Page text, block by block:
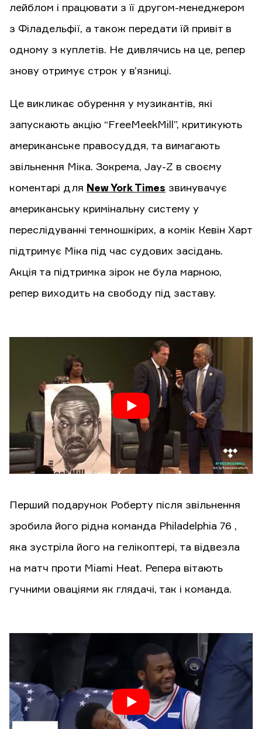
лейблом і працювати з її другом-менеджером
з Філадельфії, а також передати їй привіт в
одному з куплетів. Не дивлячись на це, репер
знову отримує строк у в’язниці.
Це викликає обурення у музикантів, які
запускають акцію “FreeMeekMill”, критикують
американське правосуддя, та вимагають
звільнення Міка. Зокрема, Jay-Z в своєму
коментарі для New York Times звинувачує
американську кримінальну систему у
переслідуванні темношкірих, а комік Кевін Харт
підтримує Міка під час судових засідань.
Акція та підтримка зірок не була марною,
репер виходить на свободу під заставу.
Перший подарунок Роберту після звільнення
зробила його рідна команда Philadelphia 76 ,
яка зустріла його на гелікоптері, та відвезла
на матч проти Miami Heat. Репера вітають
гучними оваціями як глядачі, так і команда.